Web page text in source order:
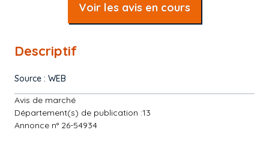
Voir les avis en cours
Descriptif
Source : WEB
Avis de marché
Département(s) de publication :13
Annonce n° 26-54934